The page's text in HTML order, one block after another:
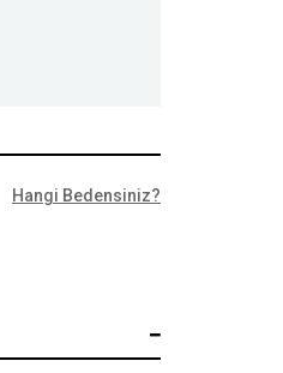
Hangi Bedensiniz?